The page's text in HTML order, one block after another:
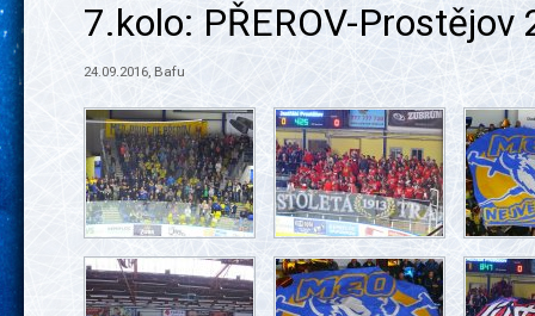
7.kolo: PŘEROV-Prostějov
24.09.2016, Bafu